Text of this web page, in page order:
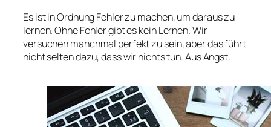
Es ist in Ordnung Fehler zu machen, um daraus zu
lernen. Ohne Fehler gibt es kein Lernen. Wir
versuchen manchmal perfekt zu sein, aber das führt
nicht selten dazu, dass wir nichts tun. Aus Angst.